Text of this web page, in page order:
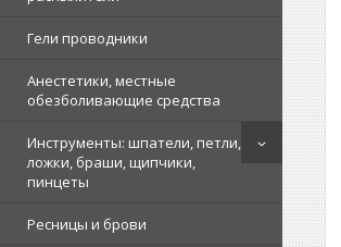
Гели проводники
Анестетики, местные
обезболивающие средства
Инструменты: шпатели, петли,
ложки, браши, щипчики,
пинцеты
Ресницы и брови